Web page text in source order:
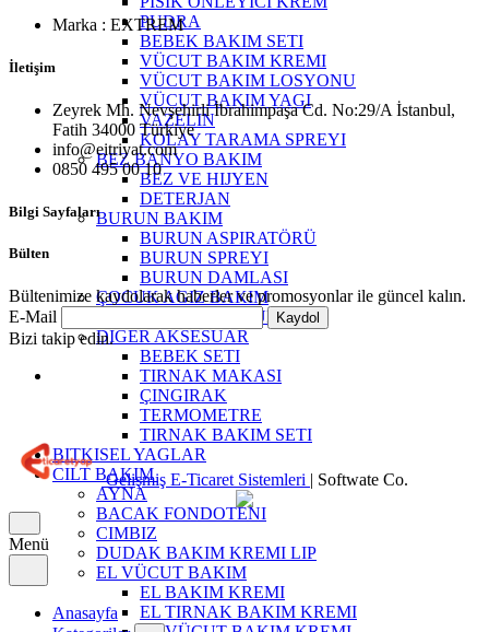
PUDRA
BEBEK BAKIM SETI
VÜCUT BAKIM KREMI
VÜCUT BAKIM LOSYONU
VÜCUT BAKIM YAGI
VAZELIN
KOLAY TARAMA SPREYI
BEZ BANYO BAKIM
BEZ VE HIJYEN
DETERJAN
BURUN BAKIM
BURUN ASPIRATÖRÜ
BURUN SPREYI
BURUN DAMLASI
ÇOCUK AGIZ BAKIM
ÇOCUK GÜNES ÜRÜNLERI
DIGER AKSESUAR
BEBEK SETI
TIRNAK MAKASI
ÇINGIRAK
TERMOMETRE
TIRNAK BAKIM SETI
BITKISEL YAGLAR
CILT BAKIM
AYNA
BACAK FONDOTENI
CIMBIZ
DUDAK BAKIM KREMI LIP
EL VÜCUT BAKIM
EL BAKIM KREMI
EL TIRNAK BAKIM KREMI
Marka : EXTREM
İletişim
Zeyrek Mh. Nevşehirli İbrahimpaşa Cd. No:29/A İstanbul,
Fatih 34000 Türkiye
info@eitriyat.com
0850 495 00 10
Bilgi Sayfaları
Bülten
Bültenimize kaydolarak haberler ve promosyonlar ile güncel kalın.
E-Mail
Kaydol
Bizi takip edin.
Gelişmiş E-Ticaret Sistemleri | Softwate Co.
Menü
Anasayfa